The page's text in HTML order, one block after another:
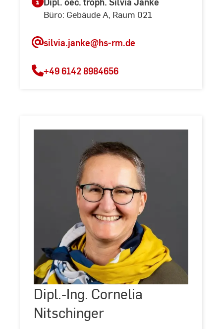
Büro: Gebäude A, Raum 021
silvia.janke@hs-rm.de
+49 6142 8984656
©
Andreas
Schlote
Dipl.-Ing. Cornelia
Nitschinger
Dipl.-
Ing.
Cornelia
Nitschinger